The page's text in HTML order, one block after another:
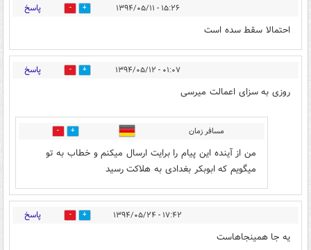
۱۵:۲۶ - ۱۳۹۴/۰۵/۱۱ 0 پاسخ
احتمالا سقط سده است
۰۱:۰۷ - ۱۳۹۴/۰۵/۱۲ 0 پاسخ
روزی به سزای اعمالت میرسی
مسافر زمان 0
من از آینده این پیام را برایت ارسال میکنم و خطاب به تو
میگویم که ابوبکر بغدادی به هلاکت رسید
۱۷:۴۲ - ۱۳۹۴/۰۵/۲۴ 0 پاسخ
یه جا همینجاهاست